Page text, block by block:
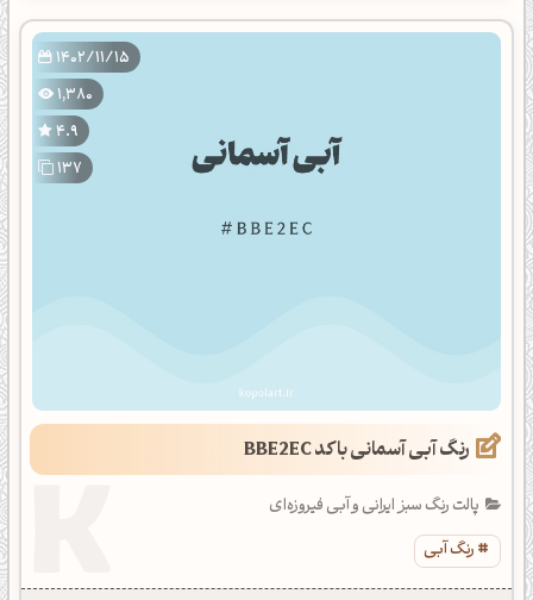
1402/11/15
1,380
4.9
137
رنگ آبی آسمانی با کد BBE2EC
پالت رنگ سبز ایرانی و آبی فیروزه‌ای
رنگ آبی